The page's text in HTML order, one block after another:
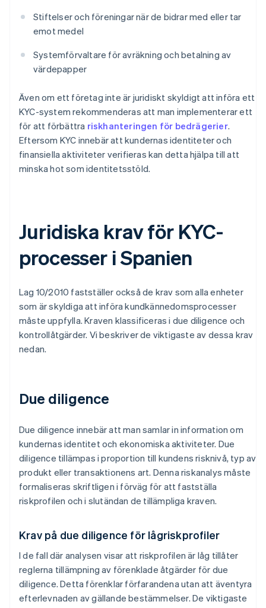
Stiftelser och föreningar när de bidrar med eller tar
emot medel
Systemförvaltare för avräkning och betalning av
värdepapper
Även om ett företag inte är juridiskt skyldigt att införa ett
KYC-system rekommenderas att man implementerar ett
för att förbättra riskhanteringen för bedrägerier.
Eftersom KYC innebär att kundernas identiteter och
finansiella aktiviteter verifieras kan detta hjälpa till att
minska hot som identitetsstöld.
Juridiska krav för KYC-
processer i Spanien
Lag 10/2010 fastställer också de krav som alla enheter
som är skyldiga att införa kundkännedomsprocesser
måste uppfylla. Kraven klassificeras i due diligence och
kontrollåtgärder. Vi beskriver de viktigaste av dessa krav
nedan.
Due diligence
Due diligence innebär att man samlar in information om
kundernas identitet och ekonomiska aktiviteter. Due
diligence tillämpas i proportion till kundens risknivå, typ av
produkt eller transaktionens art. Denna riskanalys måste
formaliseras skriftligen i förväg för att fastställa
riskprofilen och i slutändan de tillämpliga kraven.
Krav på due diligence för lågriskprofiler
I de fall där analysen visar att riskprofilen är låg tillåter
reglerna tillämpning av förenklade åtgärder för due
diligence. Detta förenklar förfarandena utan att äventyra
efterlevnaden av gällande bestämmelser. De viktigaste